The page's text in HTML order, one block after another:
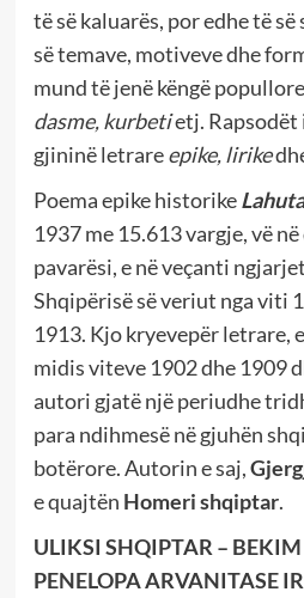
të së kaluarës, por edhe të
së temave, motiveve dhe
mund të jenë këngë popullore
dasme, kurbetietj. Rapsodët
gjininë letrare epike, lirike
Poema epike historike
1937 me 15.613 vargje, vë
pavarësi, e në veçanti
Shqipërisë së veriut nga viti
1913. Kjo kryevepër letrare,
midis viteve 1902 dhe 1909
autori gjatë një periudhe
para ndihmesë në gjuhën
botërore. Autorin e saj,
e quajtën Homeri shqiptar.
ULIKSI SHQIPTAR –
PENELOPA ARVANITASE